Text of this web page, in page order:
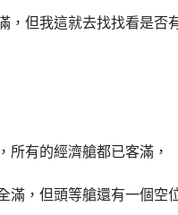
，但我這就去找找看是否
所有的經濟艙都已客滿，
滿，但頭等艙還有一個空